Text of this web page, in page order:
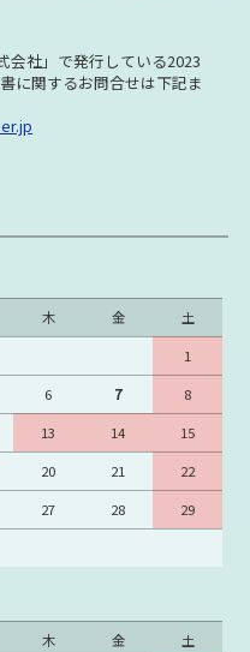
会社」で発行している2023
に関するお問合せは下記ま
木 金
土
1
6 7
8
13 14
15
20 21
22
27 28
29
木 金
土